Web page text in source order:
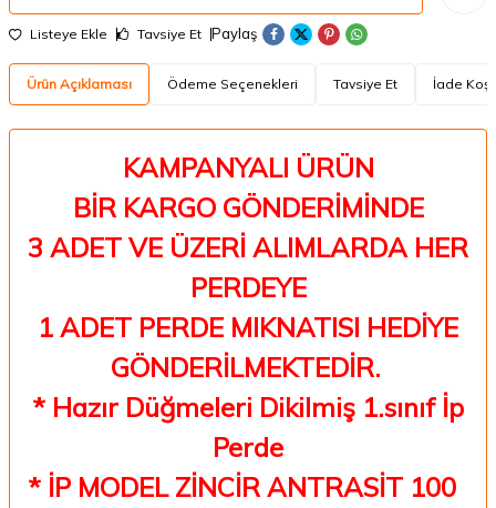
Listeye Ekle Tavsiye Et Paylaş
Ürün Açıklaması Ödeme Seçenekleri Tavsiye Et İade
KAMPANYALI ÜRÜN
BİR KARGO GÖNDERİMİNDE
3 ADET VE ÜZERİ ALIMLARDA HER
PERDEYE
1 ADET PERDE MIKNATISI HEDİYE
GÖNDERİLMEKTEDİR.
* Hazır Düğmeleri Dikilmiş 1.sınıf İp
Perde
* İP MODEL ZİNCİR ANTRASİT 100